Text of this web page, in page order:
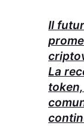
Il
La